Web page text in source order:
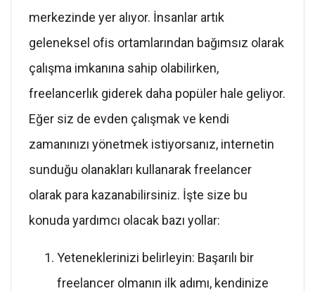
merkezinde yer alıyor. İnsanlar artık
geleneksel ofis ortamlarından bağımsız olarak
çalışma imkanına sahip olabilirken,
freelancerlık giderek daha popüler hale geliyor.
Eğer siz de evden çalışmak ve kendi
zamanınızı yönetmek istiyorsanız, internetin
sunduğu olanakları kullanarak freelancer
olarak para kazanabilirsiniz. İşte size bu
konuda yardımcı olacak bazı yollar:
Yeteneklerinizi belirleyin: Başarılı bir
freelancer olmanın ilk adımı, kendinize